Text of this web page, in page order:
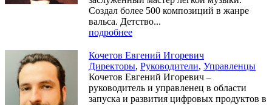
Создал более 500 композиций в жанре
вальса. Детство...
подробнее
Кочетов Евгений Игоревич
Директоры, Руководители, Управленцы
Кочетов Евгений Игоревич –
руководитель и управленец в области
запуска и развития цифровых продуктов в